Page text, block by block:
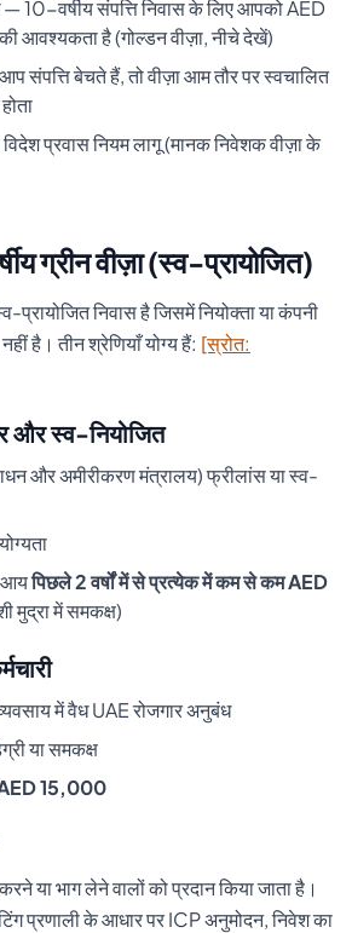
10-वर्षीय संपत्ति निवास के लिए आपको AED
आवश्यकता है (गोल्डन वीज़ा, नीचे देखें)
संपत्ति बेचते हैं, तो वीज़ा आम तौर पर स्वचालित
प्रवास नियम लागू (मानक निवेशक वीज़ा के
ग्रीन वीज़ा (स्व-प्रायोजित)
प्रायोजित निवास है जिसमें नियोक्ता या कंपनी
है। तीन श्रेणियाँ योग्य हैं: [स्रोत:
और स्व-नियोजित
और अमीरीकरण मंत्रालय) फ्रीलांस या स्व-
आयपिछले 2 वर्षों में से प्रत्येक में कम से कम AED
मुद्रा में समकक्ष)
में वैध UAE रोजगार अनुबंध
या समकक्ष
15,000
या भाग लेने वालों को प्रदान किया जाता है।
प्रणाली के आधार पर ICP अनुमोदन, निवेश का